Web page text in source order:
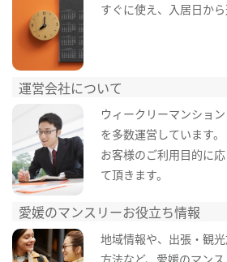
すぐに使え、入居日か
運営会社について
ウィークリーマンショ
を多数運営しています。
お客様のご利用目的に
て頂きます。
愛媛のマンスリーお役立ち情報
地域情報や、出張・観
方法など、愛媛のマン